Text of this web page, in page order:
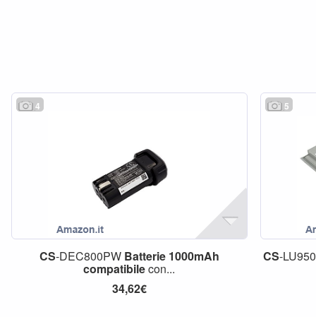
4
CS-DEC800PW Batterie 1000mAh
compatibilecon...
34,62€
5
CS-